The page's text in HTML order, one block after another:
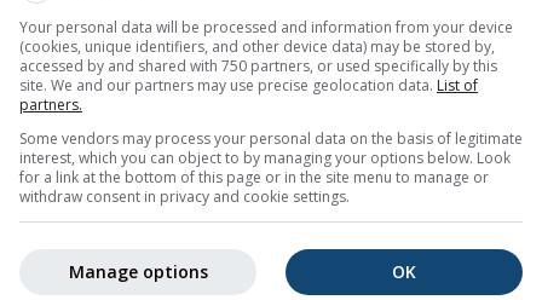
eine2h-Vorhersage . Orange Kreuze zeigen Blitze an. Daten
USA, Europa, Australien). Nieselregen oder leichter
Die Niederschlagsintensitätist farbcodiert und reicht von
für 46.76°N 9.81°O
Your personal data will be processed and information from your device
(cookies, unique identifiers, and other device data) may be stored by,
accessed by and shared with 750 partners, or used specifically by this
site. We and our partners may use precise geolocation data. List of
partners.
Some vendors may process your personal data on the basis of legitimate
interest, which you can object to by managing your options below. Look
for a link at the bottom of this page or in the site menu to manage or
withdraw consent in privacy and cookie settings.
OK
Manage options